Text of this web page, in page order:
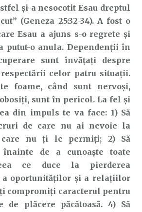
şi-a nesocotit Esau dreptul
(Geneza 25:32-34). A fost o
Esau a ajuns s-o regrete și
putut-o anula. Dependenții în
sunt învățați despre
celor patru situații.
foame, când sunt nervoși,
sunt în pericol. La fel și
din impuls te va face: 1) Să
de care nu ai nevoie la
nu ți le permiți; 2) Să
înainte de a cunoaște toate
ce duce la pierderea
a oportunităților și a relațiilor
compromiți caracterul pentru
de plăcere păcătoasă. 4) Să